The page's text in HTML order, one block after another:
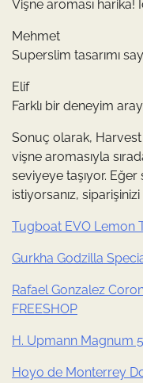
Vişne aroması harika!
Mehmet
Superslim tasarımı
Elif
Farklı bir deneyim
Sonuç olarak,
vişne aromasıyla
seviyeye taşıyor.
istiyorsanız,
Tugboat EVO Lemon
Gurkha Godzilla
Rafael Gonzalez
FREESHOP
H. Upmann Magnum
Hoyo de Monterrey